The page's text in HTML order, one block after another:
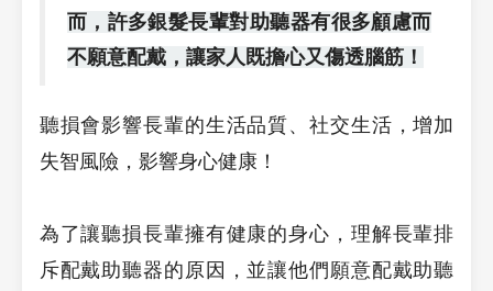
而，許多銀髮長輩對助聽器有很多顧慮而
不願意配戴，讓家人既擔心又傷透腦筋！
聽損會影響長輩的生活品質、社交生活，增加
失智風險，影響身心健康！
為了讓聽損長輩擁有健康的身心，理解長輩排
斥配戴助聽器的原因，並讓他們願意配戴助聽